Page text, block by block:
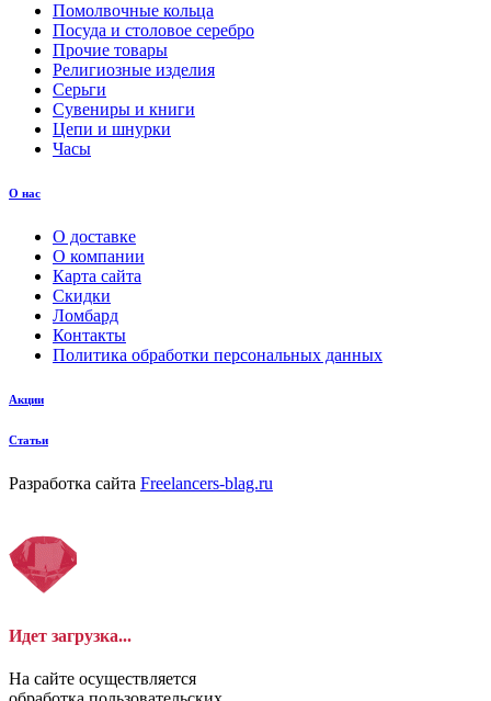
Помолвочные кольца
Посуда и столовое серебро
Прочие товары
Религиозные изделия
Серьги
Сувениры и книги
Цепи и шнурки
Часы
О нас
О доставке
О компании
Карта сайта
Скидки
Ломбард
Контакты
Политика обработки персональных данных
Акции
Статьи
Разработка сайта Freelancers-blag.ru
Идет загрузка...
На сайте осуществляется